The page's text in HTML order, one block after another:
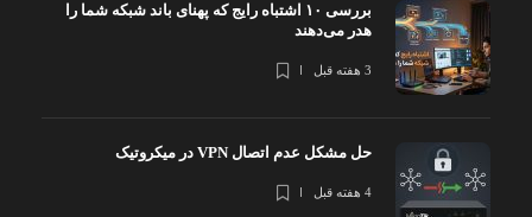
بررسی ۱۰ اشتباه رایج که پهنای باند شبکه شما را
هدر می‌دهند
3 هفته قبل
حل مشکل عدم اتصال VPN در میکروتیک
4 هفته قبل